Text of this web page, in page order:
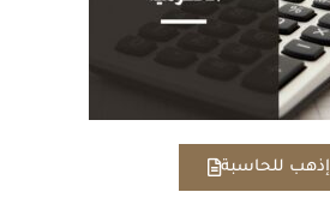
إذهب للحاسبة